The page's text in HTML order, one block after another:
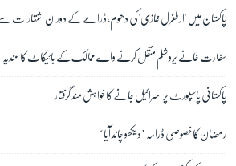
پاکستان میں 'ارطغرل غازی' کی دھوم، ڈرامے کے دوران اشتہارات
سفارت خانے یروشلم منتقل کرنے والے ممالک کے بائیکاٹ کا عندیہ
پاکستانی پاسپورٹ پر اسرائیل جانے کا خواہش مند گرفتار
رمضان کا خصوصی ڈرامہ ’دیکھو چاند آیا‘